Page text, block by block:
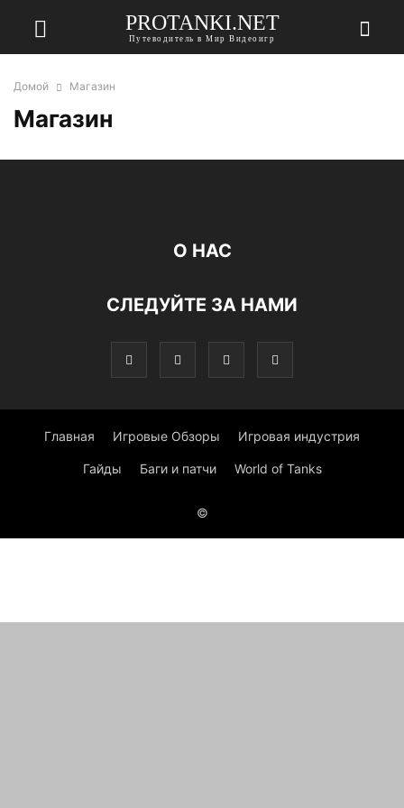
PROTANKI.NET
Путеводитель в Мир Видеоигр
Домой Магазин
Магазин
О НАС
СЛЕДУЙТЕ ЗА НАМИ
Главная Игровые Обзоры Игровая индустрия
Гайды Баги и патчи World of Tanks
©